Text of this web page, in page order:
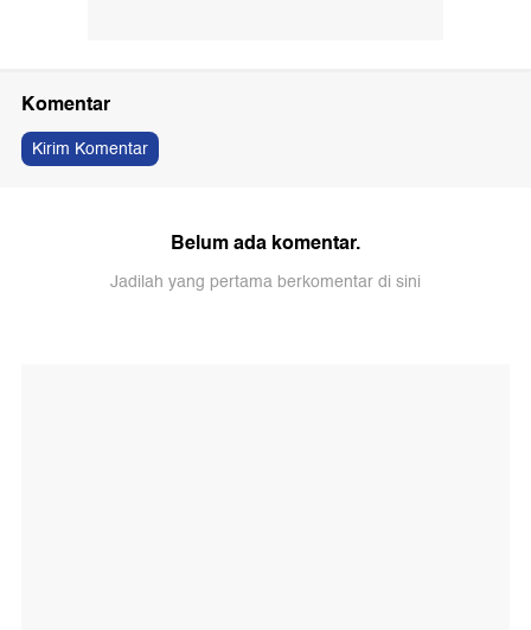
Komentar
Kirim Komentar
Belum ada komentar.
Jadilah yang pertama berkomentar di sini